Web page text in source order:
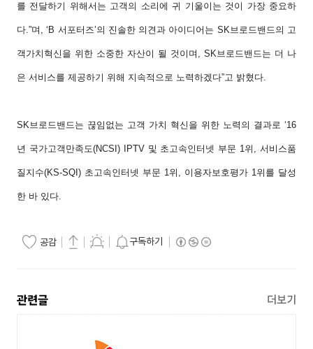
를 전달하기 위해서는 고객의 소리에 귀 기울이는 것이 가장 중요하
다.”며, ‘B 서포터즈’의 진솔한 의견과 아이디어는 SK브로드밴드의 고
객가치혁신을 위한 소중한 자산이 될 것이며, SK브로드밴드는 더 나
은 서비스를 제공하기 위해 지속적으로 노력하겠다”고 밝혔다.
SK브로드밴드는 끊임없는 고객 가치 혁신을 위한 노력의 결과로 ‘16
년 국가고객만족도(NCSI) IPTV 및 초고속인터넷 부문 1위, 서비스품
질지수(KS-SQI) 초고속인터넷 부문 1위, 이용자보호평가 1위를 달성
한 바 있다.
공감 구독하기
관련글 더보기